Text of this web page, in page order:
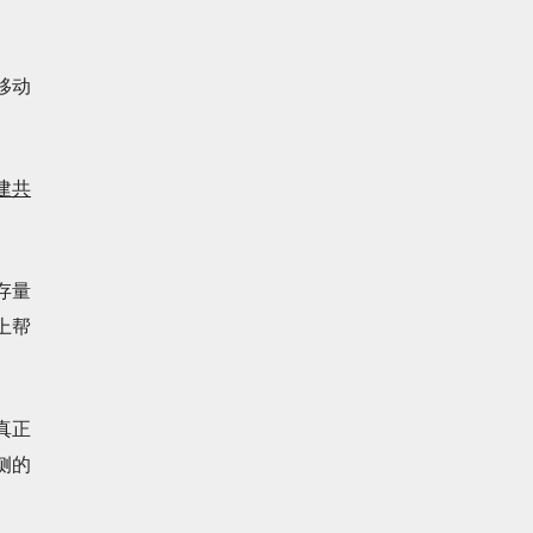
动
共
量
帮
正
的